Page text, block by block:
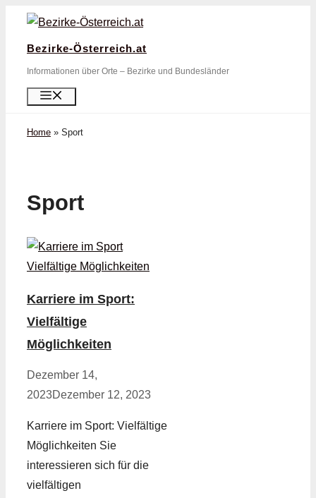
Zum
springen
Bezirke-Österreich.at
Informationen über Orte – Bezirke und Bundesländer
Home » Sport
Sport
Karriere im Sport:
Vielfältige
Möglichkeiten
Dezember 14,
2023Dezember 12, 2023
Karriere im Sport: Vielfältige
Möglichkeiten Sie
interessieren sich für die
vielfältigen